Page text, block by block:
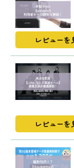
レビューを
レビューを